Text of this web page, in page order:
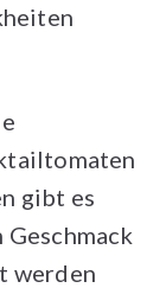
gibt es
werden